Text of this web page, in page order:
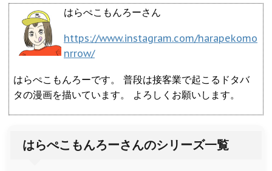
はらぺこもんろーさん
https://www.instagram.com/harapekomo
nrrow/
はらぺこもんろーです。 普段は接客業で起こるドタバ
タの漫画を描いています。 よろしくお願いします。
はらぺこもんろーさんのシリーズ一覧